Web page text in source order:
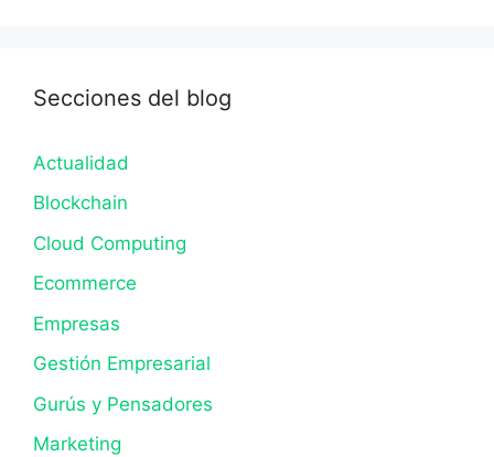
Secciones del blog
Actualidad
Blockchain
Cloud Computing
Ecommerce
Empresas
Gestión Empresarial
Gurús y Pensadores
Marketing